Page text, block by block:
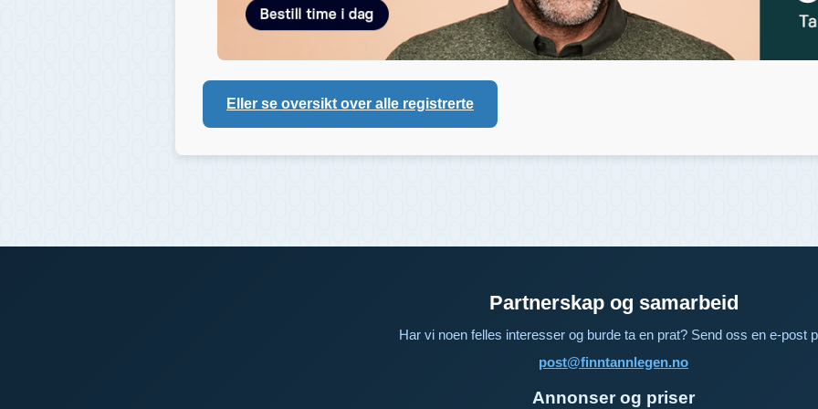
Eller se oversikt over alle registrerte
Partnerskap og samarbeid
Har vi noen felles interesser og burde ta en prat? Send oss en e-post
post@finntannlegen.no
Annonser og priser